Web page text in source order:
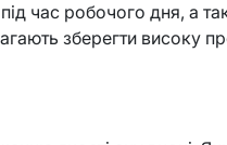
час робочого дня, а
зберегти високу